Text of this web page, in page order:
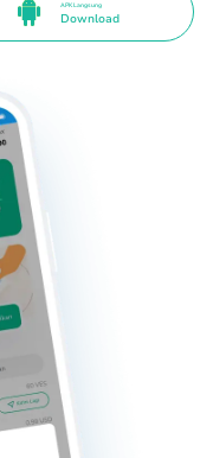
APK Langsung
Download